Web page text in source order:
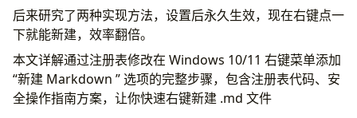
（四）、新建字符串值
验证
常见问题
Q1、添加后右键“新建”菜单里没有显示Markdown文
件？
后来研究了两种实现方法，设置后永久生效，现在右键点一
下就能新建，效率翻倍。
本文详解通过注册表修改在 Windows 10/11 右键菜单添加
“新建 Markdown ” 选项的完整步骤，包含注册表代码、安
全操作指南方案，让你快速右键新建 .md 文件